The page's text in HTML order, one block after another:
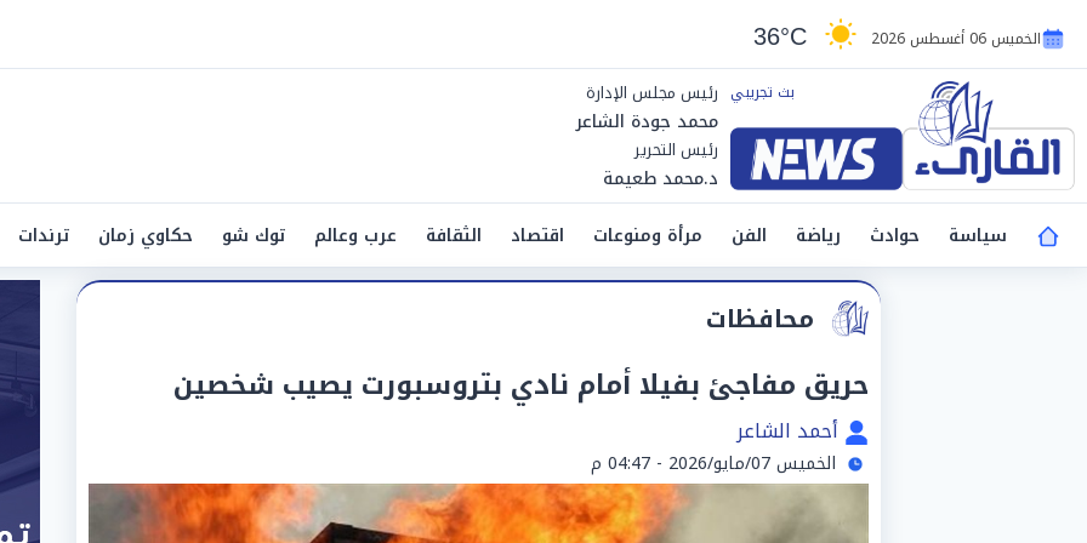
الخميس 06 أغسطس 2026 36°C
رئيس مجلس الإدارة
محمد جودة الشاعر
رئيس التحرير
د.محمد طعيمة
سياسة
حوادث رياضة الفن مرأة ومنوعات اقتصاد الثقافة عرب وعالم توك شو حكاوي زمان ترندات
محافظات
حريق مفاجئ بفيلا أمام نادي بتروسبورت يصيب شخصين
أحمد الشاعر
الخميس 07/مايو/2026 - 04:47 م